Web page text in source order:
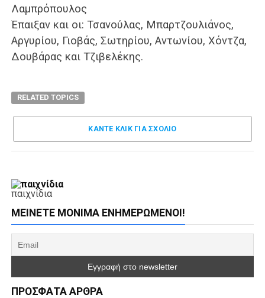
Λαμπρόπουλος
Έπαιξαν και οι: Τσανούλας, Μπαρτζουλιάνος,
Αργυρίου, Γιοβάς, Σωτηρίου, Αντωνίου, Χόντζα,
Δουβάρας και Τζιβελέκης.
RELATED TOPICS
ΚΑΝΤΕ ΚΛΊΚ ΓΙΑ ΣΧΌΛΙΟ
παιχνίδια
ΜΕΊΝΕΤΕ ΜΌΝΙΜΑ ΕΝΗΜΕΡΏΜΕΝΟΙ!
ΠΡΌΣΦΑΤΑ ΆΡΘΡΑ